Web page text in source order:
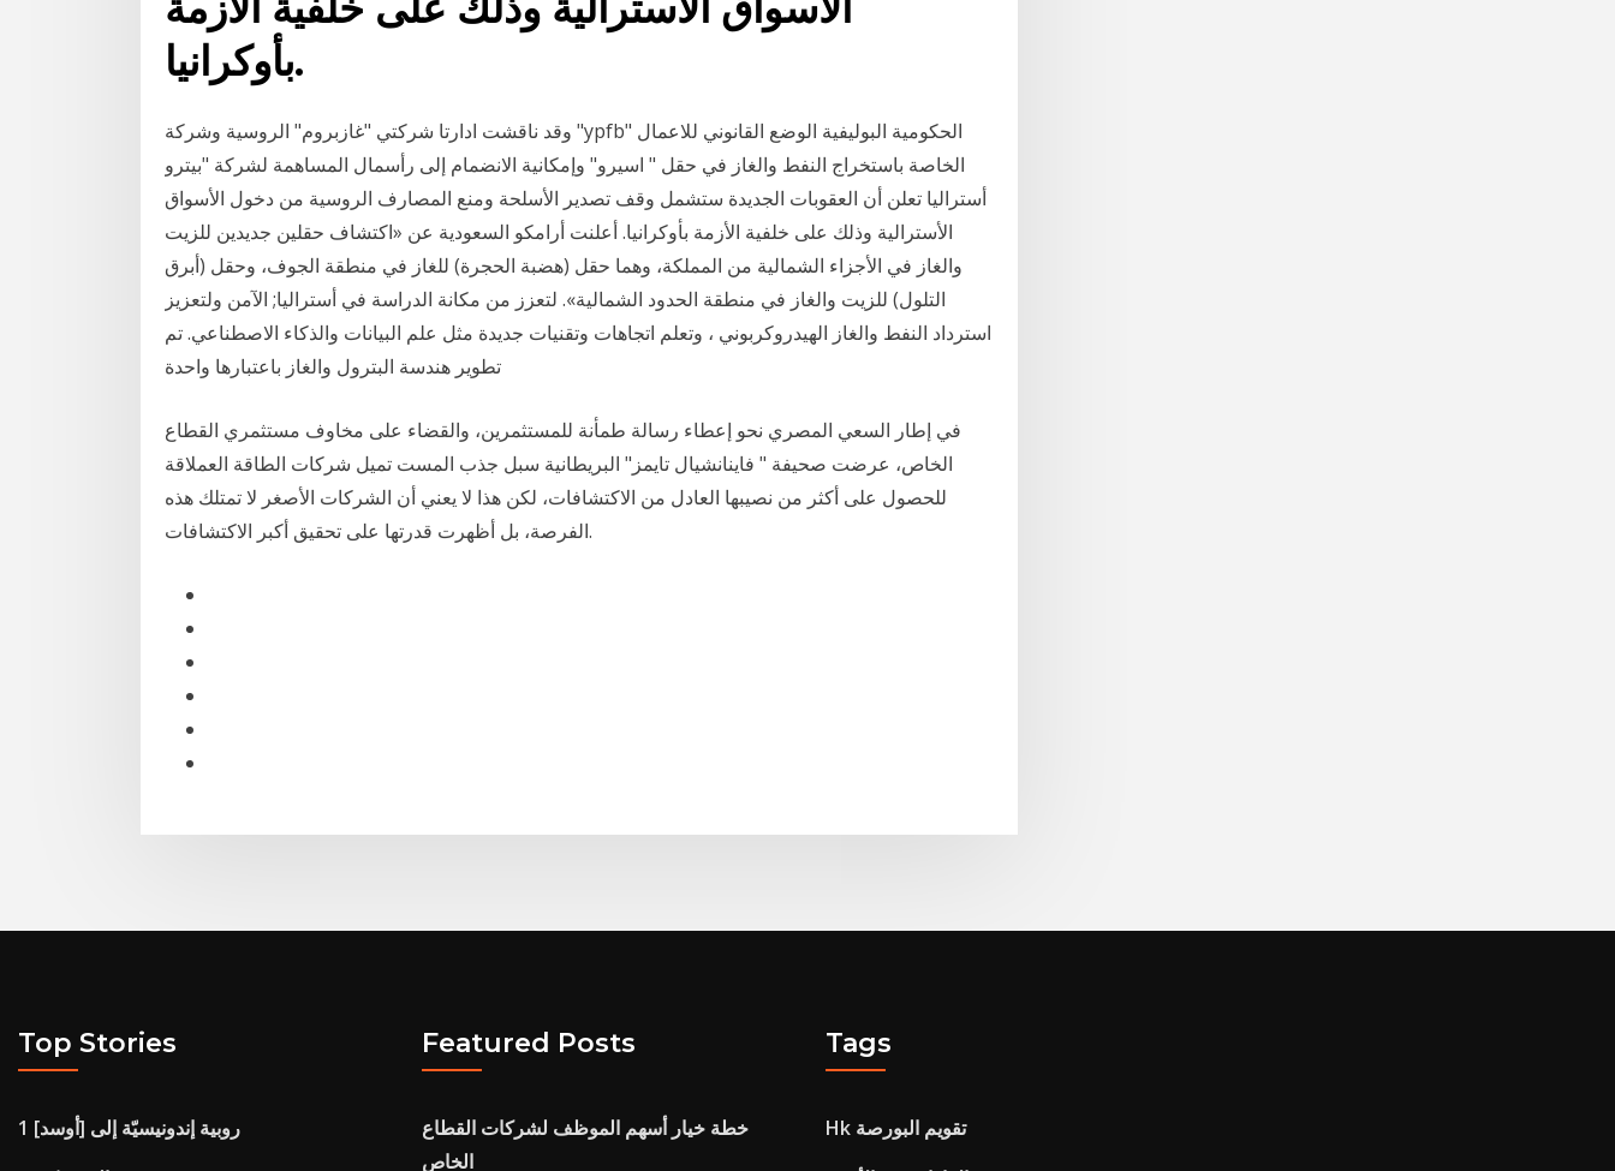
بأوكرانيا.
وقد ناقشت ادارتا شركتي "غازبروم" الروسية وشركة "ypfb" الحكومية البوليفية الوضع القانوني للاعمال
الخاصة باستخراج النفط والغاز في حقل " اسيرو" وإمكانية الانضمام إلى رأسمال المساهمة لشركة "بيترو
أستراليا تعلن أن العقوبات الجديدة ستشمل وقف تصدير الأسلحة ومنع المصارف الروسية من دخول الأسواق
الأسترالية وذلك على خلفية الأزمة بأوكرانيا. أعلنت أرامكو السعودية عن «اكتشاف حقلين جديدين للزيت
والغاز في الأجزاء الشمالية من المملكة، وهما حقل (هضبة الحجرة) للغاز في منطقة الجوف، وحقل (أبرق
التلول) للزيت والغاز في منطقة الحدود الشمالية». لتعزز من مكانة الدراسة في أستراليا; الآمن ولتعزيز
استرداد النفط والغاز الهيدروكربوني ، وتعلم اتجاهات وتقنيات جديدة مثل علم البيانات والذكاء الاصطناعي. تم
تطوير هندسة البترول والغاز باعتبارها واحدة
في إطار السعي المصري نحو إعطاء رسالة طمأنة للمستثمرين، والقضاء على مخاوف مستثمري القطاع
الخاص، عرضت صحيفة " فاينانشيال تايمز" البريطانية سبل جذب المست تميل شركات الطاقة العملاقة
للحصول على أكثر من نصيبها العادل من الاكتشافات، لكن هذا لا يعني أن الشركات الأصغر لا تمتلك هذه
الفرصة، بل أظهرت قدرتها على تحقيق أكبر الاكتشافات.
Top Stories
1 روبية إندونيسيّة إلى [أوسد]
Featured Posts
خطة خيار أسهم الموظف لشركات القطاع
الخاص
Tags
Hk تقويم البورصة